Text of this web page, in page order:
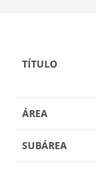
TÍTULO
ÁREA
SUBÁREA